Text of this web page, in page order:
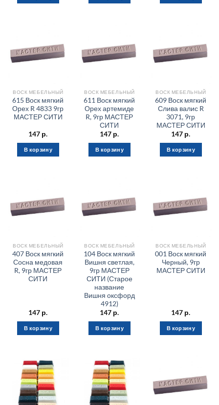
ВОСК МЕБЕЛЬНЫЙ
615 Воск мягкий
Орех R 4833 9гр
МАСТЕР СИТИ
147 р.
В корзину
ВОСК МЕБЕЛЬНЫЙ
611 Воск мягкий
Орех артемиде
R, 9гр МАСТЕР
СИТИ
147 р.
В корзину
ВОСК МЕБЕЛЬНЫЙ
609 Воск мягкий
Слива валис R
3071, 9гр
МАСТЕР СИТИ
147 р.
В корзину
ВОСК МЕБЕЛЬНЫЙ
407 Воск мягкий
Сосна медовая
R, 9гр МАСТЕР
СИТИ
147 р.
В корзину
ВОСК МЕБЕЛЬНЫЙ
104 Воск мягкий
Вишня светлая,
9гр МАСТЕР
СИТИ (Старое
название
Вишня оксфорд
4912)
147 р.
В корзину
ВОСК МЕБЕЛЬНЫЙ
001 Воск мягкий
Черный, 9гр
МАСТЕР СИТИ
147 р.
В корзину